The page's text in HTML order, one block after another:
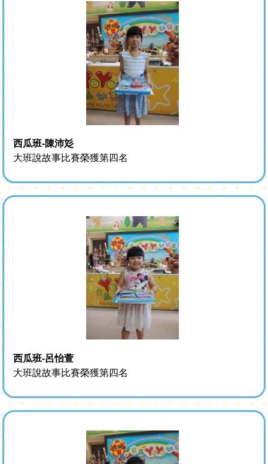
西瓜班-陳沛彣
大班說故事比賽榮獲第四名
西瓜班-呂怡萱
大班說故事比賽榮獲第四名